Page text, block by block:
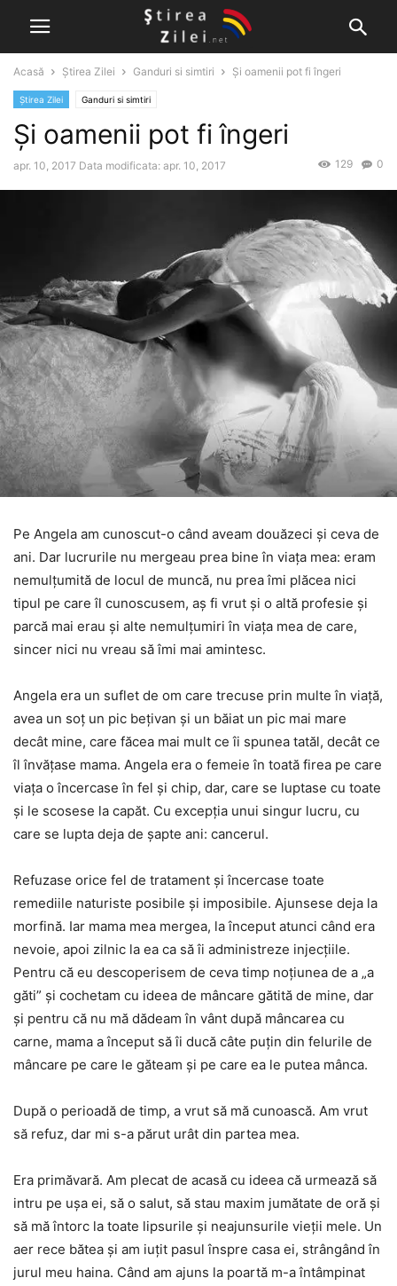
Acasă Știrea Zilei Ganduri si simtiri Și oamenii pot fi îngeri
Știrea Zilei Ganduri si simtiri
Și oamenii pot fi îngeri
apr. 10, 2017 Data modificata: apr. 10, 2017 0
129
Pe Angela am cunoscut-o când aveam douăzeci și ceva de
ani. Dar lucrurile nu mergeau prea bine în viața mea: eram
nemulțumită de locul de muncă, nu prea îmi plăcea nici
tipul pe care îl cunoscusem, aș fi vrut și o altă profesie și
parcă mai erau și alte nemulțumiri în viața mea de care,
sincer nici nu vreau să îmi mai amintesc.
Angela era un suflet de om care trecuse prin multe în viață,
avea un soț un pic bețivan și un băiat un pic mai mare
decât mine, care făcea mai mult ce îi spunea tatăl, decât ce
îl învățase mama. Angela era o femeie în toată firea pe care
viața o încercase în fel și chip, dar, care se luptase cu toate
și le scosese la capăt. Cu excepția unui singur lucru, cu
care se lupta deja de șapte ani: cancerul.
Refuzase orice fel de tratament și încercase toate
remediile naturiste posibile și imposibile. Ajunsese deja la
morfină. Iar mama mea mergea, la început atunci când era
nevoie, apoi zilnic la ea ca să îi administreze injecțiile.
Pentru că eu descoperisem de ceva timp noțiunea de a „a
găti” și cochetam cu ideea de mâncare gătită de mine, dar
și pentru că nu mă dădeam în vânt după mâncarea cu
carne, mama a început să îi ducă câte puțin din felurile de
mâncare pe care le găteam și pe care ea le putea mânca.
După o perioadă de timp, a vrut să mă cunoască. Am vrut
să refuz, dar mi s-a părut urât din partea mea.
Era primăvară. Am plecat de acasă cu ideea că urmează să
intru pe ușa ei, să o salut, să stau maxim jumătate de oră și
să mă întorc la toate lipsurile și neajunsurile vieții mele. Un
aer rece bătea și am iuțit pasul înspre casa ei, strângând în
jurul meu haina. Când am ajuns la poartă m-a întâmpinat